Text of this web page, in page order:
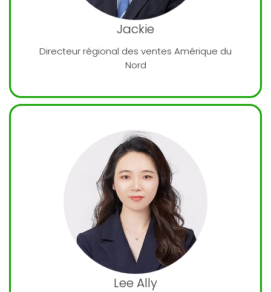
Jackie
Directeur régional des ventes Amérique du
Nord
Lee Ally